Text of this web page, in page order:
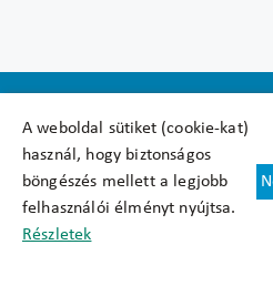
A weboldal sütiket (cookie-kat)
használ, hogy biztonságos
böngészés mellett a legjobb
felhasználói élményt nyújtsa.
Részletek
Felhasználási